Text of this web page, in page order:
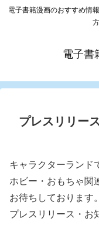
電子書籍漫画のおすすめ情
電子書
プレスリリー
キャラクターランド
ホビー・おもちゃ関
お待ちしております。
プレスリリース・お